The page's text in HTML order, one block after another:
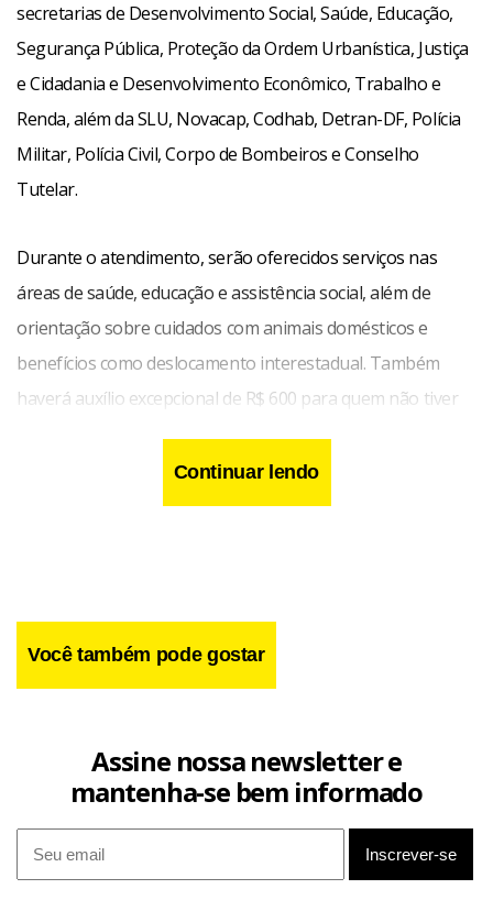
secretarias de Desenvolvimento Social, Saúde, Educação,
Segurança Pública, Proteção da Ordem Urbanística, Justiça
e Cidadania e Desenvolvimento Econômico, Trabalho e
Renda, além da SLU, Novacap, Codhab, Detran-DF, Polícia
Militar, Polícia Civil, Corpo de Bombeiros e Conselho
Tutelar.
Durante o atendimento, serão oferecidos serviços nas
áreas de saúde, educação e assistência social, além de
orientação sobre cuidados com animais domésticos e
benefícios como deslocamento interestadual. Também
haverá auxílio excepcional de R$ 600 para quem não tiver
condições de pagar aluguel, vagas em abrigos, programas
de qualificação profissional, como o RenovaDF, e cadastro
para unidades habitacionais.
Continuar lendo
Você também pode gostar
Assine nossa newsletter e
mantenha-se bem informado